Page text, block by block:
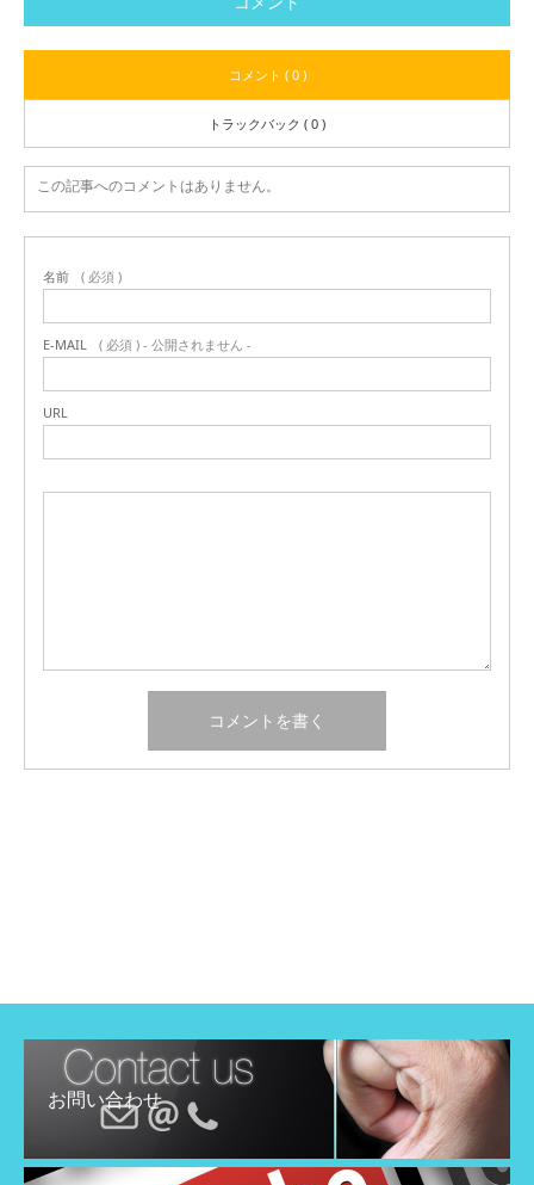
コメント ( 0 )
トラックバック ( 0 )
この記事へのコメントはありません。
名前 ( 必須 )
E-MAIL ( 必須 ) - 公開されません -
URL
お問い合わせ